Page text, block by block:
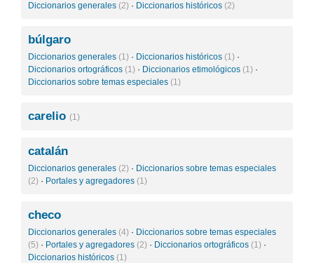
Diccionarios generales (2) · Diccionarios históricos (2)
búlgaro
Diccionarios generales (1) · Diccionarios históricos (1) ·
Diccionarios ortográficos (1) · Diccionarios etimológicos (1) ·
Diccionarios sobre temas especiales (1)
carelio (1)
catalán
Diccionarios generales (2) · Diccionarios sobre temas especiales
(2) · Portales y agregadores (1)
checo
Diccionarios generales (4) · Diccionarios sobre temas especiales
(5) · Portales y agregadores (2) · Diccionarios ortográficos (1) ·
Diccionarios históricos (1)